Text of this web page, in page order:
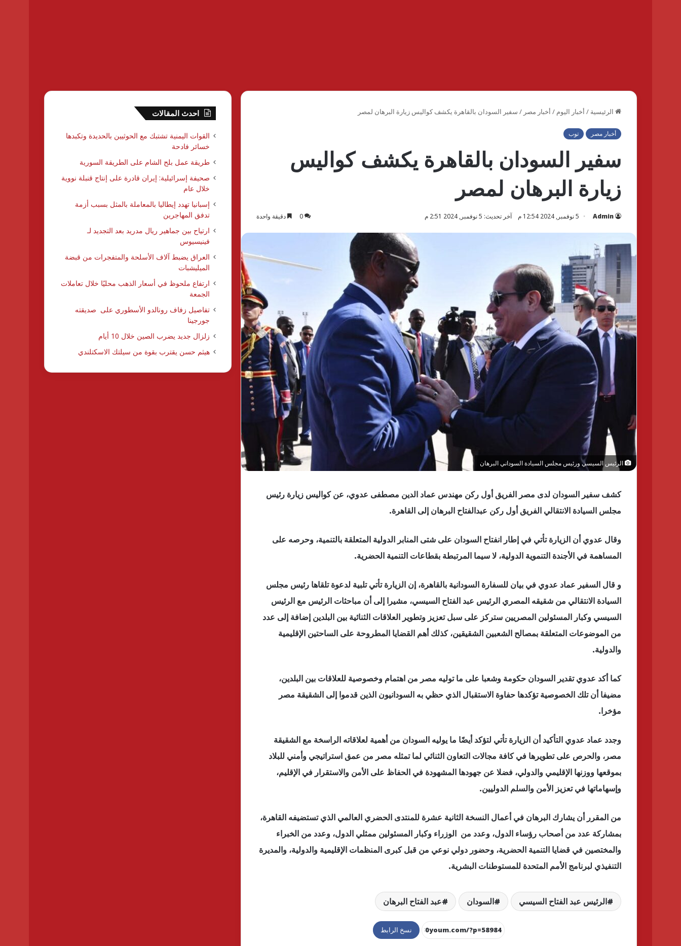
الرئيسية / أخبار اليوم / أخبار مصر / سفير السودان بالقاهرة يكشف كواليس زيارة البرهان لمصر
أخبار مصر توب
سفير السودان بالقاهرة يكشف كواليس
زيارة البرهان لمصر
Admin 5 نوفمبر, 2024 12:54 م آخر تحديث: 5 نوفمبر, 2024 2:51 م 0 دقيقة واحدة
الرئيس السيسي ورئيس مجلس السيادة السوداني البرهان
كشف سفير السودان لدى مصر الفريق أول ركن مهندس عماد الدين مصطفى عدوي، عن كواليس زيارة رئيس
مجلس السيادة الانتقالي الفريق أول ركن عبدالفتاح البرهان إلى القاهرة.
وقال عدوي أن الزيارة تأتي في إطار انفتاح السودان على شتى المنابر الدولية المتعلقة بالتنمية، وحرصه على
المساهمة في الأجندة التنموية الدولية، لا سيما المرتبطة بقطاعات التنمية الحضرية.
و قال السفير عماد عدوي في بيان للسفارة السودانية بالقاهرة، إن الزيارة تأتي تلبية لدعوة تلقاها رئيس مجلس
السيادة الانتقالي من شقيقه المصري الرئيس عبد الفتاح السيسي، مشيرا إلى أن مباحثات الرئيس مع الرئيس
السيسي وكبار المسئولين المصريين ستركز على سبل تعزيز وتطوير العلاقات الثنائية بين البلدين إضافة إلى عدد
من الموضوعات المتعلقة بمصالح الشعبين الشقيقين، كذلك أهم القضايا المطروحة على الساحتين الإقليمية
والدولية.
كما أكد عدوي تقدير السودان حكومة وشعبا على ما توليه مصر من اهتمام وخصوصية للعلاقات بين البلدين،
مضيفا أن تلك الخصوصية تؤكدها حفاوة الاستقبال الذي حظي به السودانيون الذين قدموا إلى الشقيقة مصر
مؤخرا.
وجدد عماد عدوي التأكيد أن الزيارة تأتي لتؤكد أيضًا ما يوليه السودان من أهمية لعلاقاته الراسخة مع الشقيقة
مصر، والحرص على تطويرها في كافة مجالات التعاون الثنائي لما تمثله مصر من عمق استراتيجي وأمني للبلاد
بموقعها ووزنها الإقليمي والدولي، فضلا عن جهودها المشهودة في الحفاظ على الأمن والاستقرار في الإقليم،
وإسهاماتها في تعزيز الأمن والسلم الدوليين.
من المقرر أن يشارك البرهان في أعمال النسخة الثانية عشرة للمنتدى الحضري العالمي الذي تستضيفه القاهرة،
بمشاركة عدد من أصحاب رؤساء الدول، وعدد من الوزراء وكبار المسئولين ممثلي الدول، وعدد من الخبراء
والمختصين في قضايا التنمية الحضرية، وحضور دولي نوعي من قبل كبرى المنظمات الإقليمية والدولية، والمديرة
التنفيذي لبرنامج الأمم المتحدة للمستوطنات البشرية.
الرئيس عبد الفتاح السيسي السودان عبد الفتاح البرهان
نسخ الرابط
احدث المقالات
القوات اليمنية تشتبك مع الحوثيين بالحديدة وتكبدها
خسائر فادحة
طريقة عمل بلح الشام على الطريقة السورية
صحيفة إسرائيلية: إيران قادرة على إنتاج قنبلة نووية
خلال عام
إسبانيا تهدد إيطاليا بالمعاملة بالمثل بسبب أزمة
تدفق المهاجرين
ارتياح بين جماهير ريال مدريد بعد التجديد لـ
فينيسيوس
العراق يضبط آلاف الأسلحة والمتفجرات من قبضة
الميليشبات
ارتفاع ملحوظ في أسعار الذهب محليًا خلال تعاملات
الجمعة
تفاصيل زفاف رونالدو الأسطوري على صديقته
جورجينا
زلزال جديد يضرب الصين خلال 10 أيام
هيثم حسن يقترب بقوة من سيلتك الاسكتلندي